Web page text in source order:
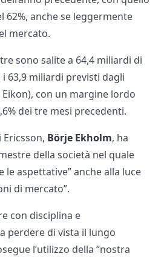
anche se leggermente
mercato.
sono salite a 64,4 miliardi di
63,9 miliardi previsti dagli
con un margine lordo
dei tre mesi precedenti.
Ericsson, Börje Ekholm, ha
della società nel quale
le aspettative” anche alla luce
di mercato”.
con disciplina e
perdere di vista il lungo
l’utilizzo della “nostra